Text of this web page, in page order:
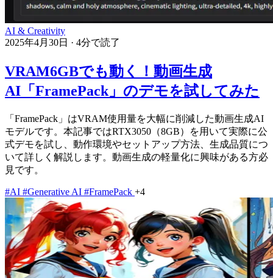
AI & Creativity
2025年4月30日 · 4分で読了
VRAM6GBでも動く！動画生成
AI「FramePack」のデモを試してみた
「FramePack」はVRAM使用量を大幅に削減した動画生成AI
モデルです。本記事ではRTX3050（8GB）を用いて実際に公
式デモを試し、動作環境やセットアップ方法、生成品質につ
いて詳しく解説します。動画生成の軽量化に興味がある方必
見です。
#AI #Generative AI #FramePack +4